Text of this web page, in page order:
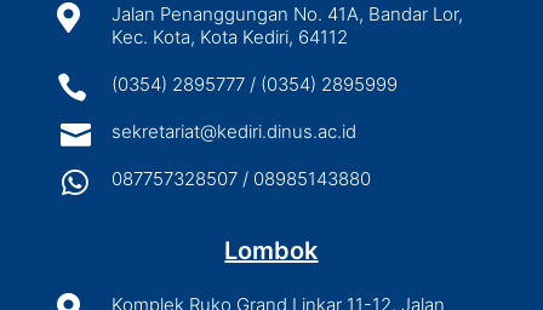

Jalan Penanggungan No. 41A, Bandar Lor,
Kec. Kota, Kota Kediri, 64112
 (0354) 2895777 / (0354) 2895999
 sekretariat@kediri.dinus.ac.id
 087757328507 / 08985143880
Lombok
Komplek Ruko Grand Linkar 11-12, Jalan